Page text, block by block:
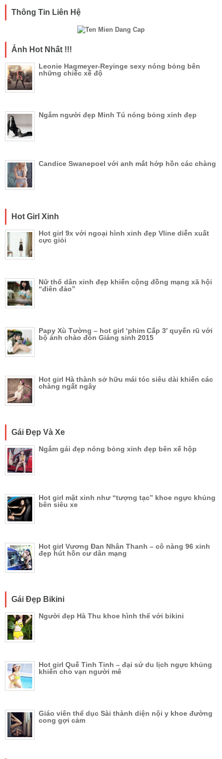
Thông Tin Liên Hệ
Ảnh Hot Nhất !!!
Leonie Hagmeyer-Reyinge sexy nóng bỏng bên
những chiếc xế độ
Ngắm người đẹp Minh Tú nóng bỏng xinh đẹp
Candice Swanepoel với anh mắt hớp hồn các chàng
Hot Girl Xinh
Hot girl 9x với ngoại hình xinh đẹp Vline diễn xuất
cực giỏi
Nữ thổ dân xinh đẹp khiến cộng đồng mạng xã hội
“điên đảo”
Papy Xù Tường – hot girl ‘phim Cấp 3′ quyến rũ với
bộ ảnh chào đón Giáng sinh 2015
Hot girl Hà thành sở hữu mái tóc siêu dài khiến các
chàng ngất ngây
Gái Đẹp Và Xe
Ngắm gái đẹp nóng bỏng xinh đẹp bên xế hộp
Hot girl mặt xinh như “tượng tạc” khoe ngực khủng
bên siêu xe
Hot girl Vương Đan Nhân Thanh – cô nàng 96 xinh
đẹp hút hồn cư dân mạng
Gái Đẹp Bikini
Người đẹp Hà Thu khoe hình thể với bikini
Hot girl Quế Tinh Tinh – đại sứ du lịch ngực khủng
khiến cho vạn người mê
Giáo viên thể dục Sài thành diện nội y khoe đường
cong gợi cảm